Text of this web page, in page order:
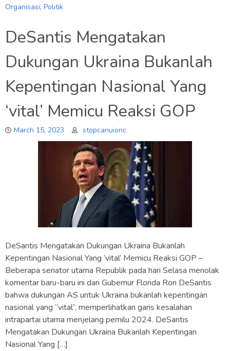
Organisasi, Politik
DeSantis Mengatakan
Dukungan Ukraina Bukanlah
Kepentingan Nasional Yang
‘vital’ Memicu Reaksi GOP
March 15, 2023 stopcanuionc
DeSantis Mengatakan Dukungan Ukraina Bukanlah
Kepentingan Nasional Yang ‘vital’ Memicu Reaksi GOP –
Beberapa senator utama Republik pada hari Selasa menolak
komentar baru-baru ini dari Gubernur Florida Ron DeSantis
bahwa dukungan AS untuk Ukraina bukanlah kepentingan
nasional yang “vital”, memperlihatkan garis kesalahan
intrapartai utama menjelang pemilu 2024. DeSantis
Mengatakan Dukungan Ukraina Bukanlah Kepentingan
Nasional Yang […]